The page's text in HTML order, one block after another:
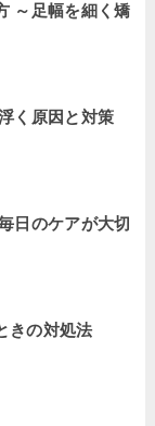
～足幅を細く矯
く原因と対策
日のケアが大切
きの対処法